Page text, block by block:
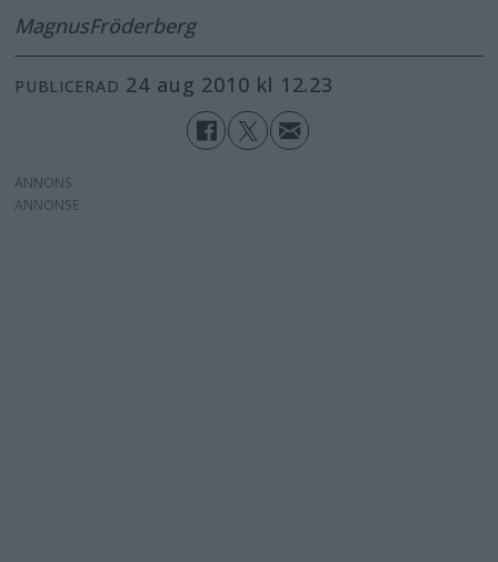
MagnusFröderberg
PUBLICERAD 24 aug 2010 kl 12.23
ANNONS